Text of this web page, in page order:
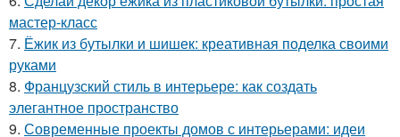
мастер-класс
7. Ёжик из бутылки и шишек: креативная поделка своими
руками
8. Французский стиль в интерьере: как создать
элегантное пространство
9. Современные проекты домов с интерьерами: идеи